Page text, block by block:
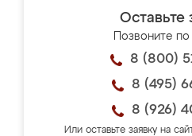
Оставьте
Позвоните
8 (800)
8 (495)
8 (926)
Или оставьте заявку на